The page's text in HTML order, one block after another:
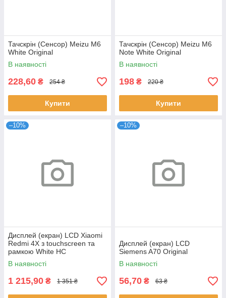
Тачскрін (Сенсор) Meizu M6
White Original
В наявності
228,60 ₴ 254 ₴
Купити
Тачскрін (Сенсор) Meizu M6
Note White Original
В наявності
198 ₴ 220 ₴
Купити
–10%
Дисплей (екран) LCD Xiaomi
Redmi 4X з touchscreen та
рамкою White HC
В наявності
1 215,90 ₴ 1 351 ₴
–10%
Дисплей (екран) LCD
Siemens A70 Original
В наявності
56,70 ₴ 63 ₴